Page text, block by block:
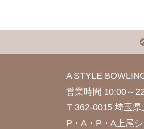
A STYLE
営業時間 10:00～
〒362-0015 埼玉
P・A・P・A上尾